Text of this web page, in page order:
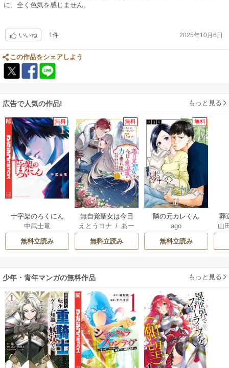
に、全く色気を感じません。
いいね 1件 2025年10月6日
この作品をシェアしよう
広告で人気の作品! もっと見る
無料
十字架のろくにん
中武士竜
無料立読み
無料
無自覚聖女は今日
も無意識に力を垂
れ流す ～公爵家
の落ちこぼれ令
を掴み取る～
えとうヨナ /あー
もんど/ あんべよ
しろう
無料立読み
無料
隣の元カレくん
ago
無料立読み
葬
山
少年・青年マンガの無料作品 もっと見る